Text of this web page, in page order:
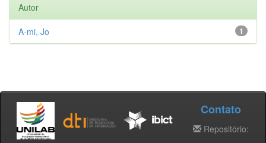
Autor
1
A-mi, Jo
Contato
Repositório: